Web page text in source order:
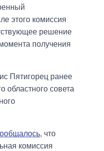
этого комиссия
решение
получения
Пятигорец ранее
областного совета
, что
комиссия